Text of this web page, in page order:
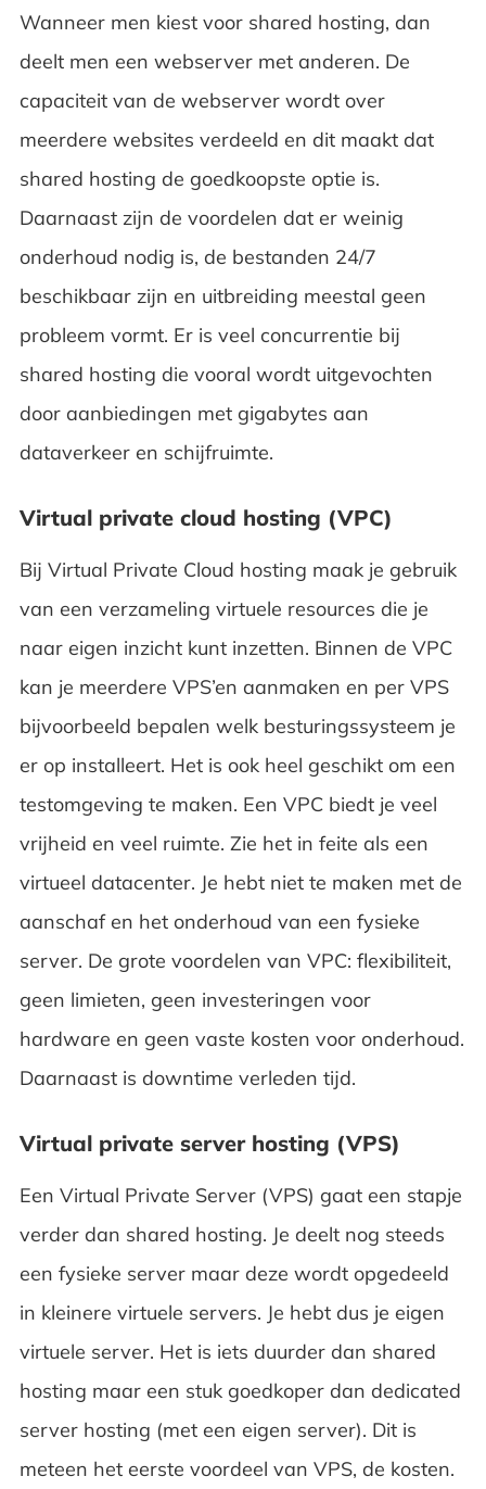
Wanneer men kiest voor shared hosting, dan
deelt men een webserver met anderen. De
capaciteit van de webserver wordt over
meerdere websites verdeeld en dit maakt dat
shared hosting de goedkoopste optie is.
Daarnaast zijn de voordelen dat er weinig
onderhoud nodig is, de bestanden 24/7
beschikbaar zijn en uitbreiding meestal geen
probleem vormt. Er is veel concurrentie bij
shared hosting die vooral wordt uitgevochten
door aanbiedingen met gigabytes aan
dataverkeer en schijfruimte.
Virtual private cloud hosting (VPC)
Bij Virtual Private Cloud hosting maak je gebruik
van een verzameling virtuele resources die je
naar eigen inzicht kunt inzetten. Binnen de VPC
kan je meerdere VPS’en aanmaken en per VPS
bijvoorbeeld bepalen welk besturingssysteem je
er op installeert. Het is ook heel geschikt om een
testomgeving te maken. Een VPC biedt je veel
vrijheid en veel ruimte. Zie het in feite als een
virtueel datacenter. Je hebt niet te maken met de
aanschaf en het onderhoud van een fysieke
server. De grote voordelen van VPC: flexibiliteit,
geen limieten, geen investeringen voor
hardware en geen vaste kosten voor onderhoud.
Daarnaast is downtime verleden tijd.
Virtual private server hosting (VPS)
Een Virtual Private Server (VPS) gaat een stapje
verder dan shared hosting. Je deelt nog steeds
een fysieke server maar deze wordt opgedeeld
in kleinere virtuele servers. Je hebt dus je eigen
virtuele server. Het is iets duurder dan shared
hosting maar een stuk goedkoper dan dedicated
server hosting (met een eigen server). Dit is
meteen het eerste voordeel van VPS, de kosten.